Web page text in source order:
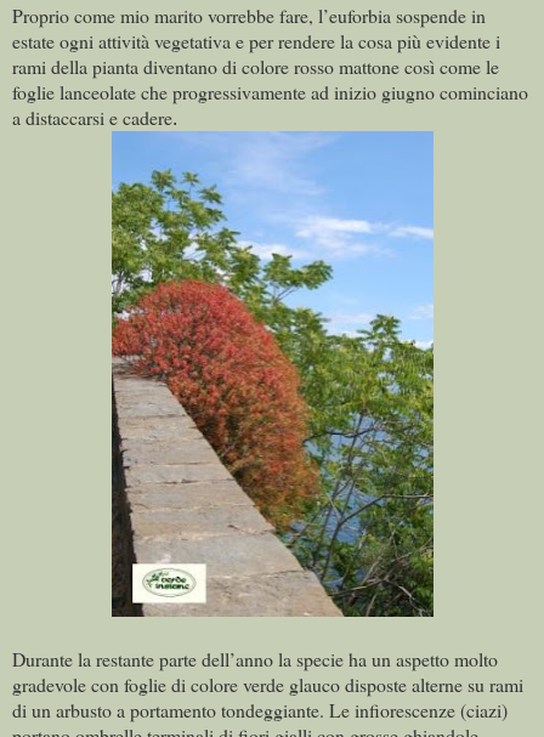
Proprio come mio marito vorrebbe fare, l’euforbia sospende in
estate ogni attività vegetativa e per rendere la cosa più evidente i
rami della pianta diventano di colore rosso mattone così come le
foglie lanceolate che progressivamente ad inizio giugno cominciano
a distaccarsi e cadere.
Durante la restante parte dell’anno la specie ha un aspetto molto
gradevole con foglie di colore verde glauco disposte alterne su rami
di un arbusto a portamento tondeggiante. Le infiorescenze (ciazi)